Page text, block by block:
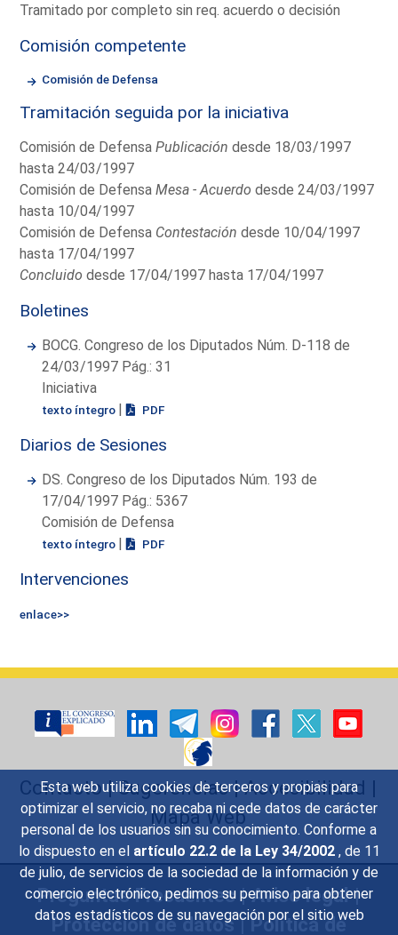
Esta web utiliza cookies de terceros y propias para
optimizar el servicio, no recaba ni cede datos de carácter
personal de los usuarios sin su conocimiento. Conforme a
lo dispuesto en el artículo 22.2 de la Ley 34/2002 , de 11
de julio, de servicios de la sociedad de la información y de
comercio electrónico, pedimos su permiso para obtener
datos estadísticos de su navegación por el sitio web
Tramitado por completo sin req. acuerdo o decisión
Comisión competente
Comisión de Defensa
Tramitación seguida por la iniciativa
Comisión de DefensaPublicación desde 18/03/1997
hasta 24/03/1997
Comisión de DefensaMesa - Acuerdo desde 24/03/1997
hasta 10/04/1997
Comisión de Defensa Contestación desde 10/04/1997
hasta 17/04/1997
Concluido desde 17/04/1997 hasta 17/04/1997
Boletines
BOCG. Congreso de los Diputados Núm. D-118 de
24/03/1997 Pág.: 31
Iniciativa
texto íntegro | PDF
Diarios de Sesiones
DS. Congreso de los Diputados Núm. 193 de
17/04/1997 Pág.: 5367
Comisión de Defensa
texto íntegro | PDF
Intervenciones
enlace>>
Contacto|Sugerencias|Accesibilidad |
Mapa Web
Preguntas Frecuentes|Aviso legal|
Protección de datos|Política de